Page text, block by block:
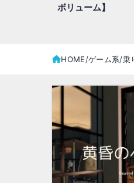
いゲームワールド
HOME ゲーム系 乗